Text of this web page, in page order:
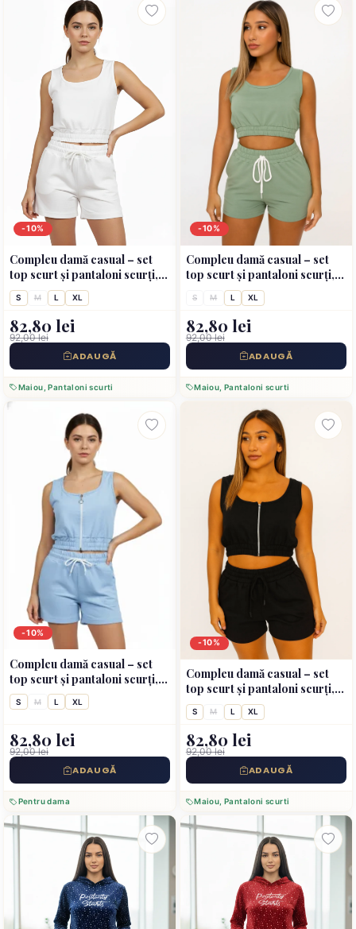
-10%
Compleu damă casual – set
top scurt și pantaloni scurți,
culoare alb
S M L XL
82,80 lei
92,00 lei
ADAUGĂ
Maiou, Pantaloni scurti
-10%
Compleu damă casual – set
top scurt și pantaloni scurți,
culoare verde deschis
S M L XL
82,80 lei
92,00 lei
ADAUGĂ
Maiou, Pantaloni scurti
-10%
Compleu damă casual – set
top scurt și pantaloni scurți,
culoare albastru deschis
S M L XL
82,80 lei
92,00 lei
ADAUGĂ
Pentru dama
-10%
Compleu damă casual – set
top scurt și pantaloni scurți,
culoare negru
S M L XL
82,80 lei
92,00 lei
ADAUGĂ
Maiou, Pantaloni scurti